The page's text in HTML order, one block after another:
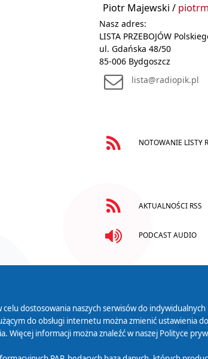
Piotr Majewski /
Nasz adres:
LISTA PRZEBOJÓW
ul. Gdańska 48/50
85-006 Bydgoszcz
lista@radiopik.pl
NOTOWANIE LISTY
AKTUALNOŚCI RSS
PODCAST AUDIO
Cyfryzacja DAB+
dostosowania naszych serwisów do
do obsługi internetu można zmienić ustawienia
Więcej informacji można znaleźć w naszej Polityce